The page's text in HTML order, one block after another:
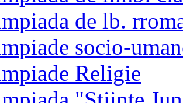
de lb.
socio-
Religie